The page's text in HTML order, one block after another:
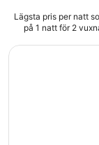
Lägsta pris per natt
på 1 natt för 2